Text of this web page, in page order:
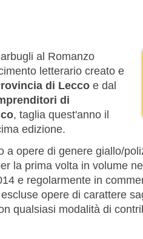
al Romanzo
letterario creato e
di Lecco e dal
di
, taglia quest'anno il
edizione.
a opere di genere giallo/
la prima volta in volume
e regolarmente in
opere di carattere
qualsiasi modalità di